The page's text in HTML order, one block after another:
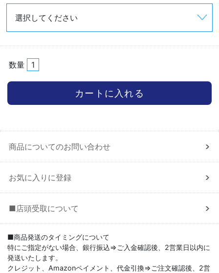
数量
商品についてのお問い合わせ
お気に入りに登録
■店頭受取について
■商品発送のタイミングについて
特にご指定がない場合、銀行振込⇒ご入金確認後、2営業日以内に
発送いたします。
クレジット、Amazonペイメント、代金引換⇒ご注文確認後、2営